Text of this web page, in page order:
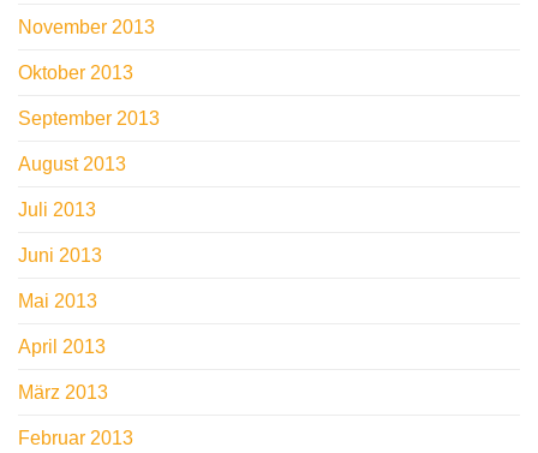
November 2013
Oktober 2013
September 2013
August 2013
Juli 2013
Juni 2013
Mai 2013
April 2013
März 2013
Februar 2013